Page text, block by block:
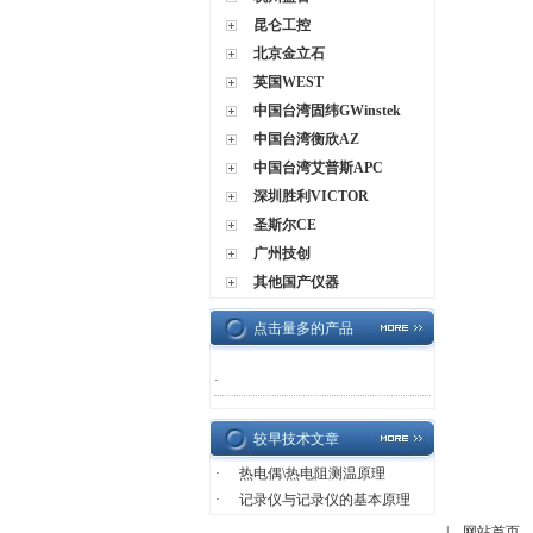
昆仑工控
北京金立石
英国WEST
中国台湾固纬GWinstek
中国台湾衡欣AZ
中国台湾艾普斯APC
深圳胜利VICTOR
圣斯尔CE
广州技创
其他国产仪器
点击量多的产品
·
较早技术文章
·
热电偶\热电阻测温原理
·
记录仪与记录仪的基本原理